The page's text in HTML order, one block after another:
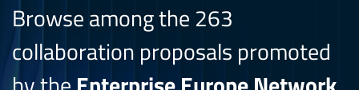
Browse among the 263
collaboration proposals promoted